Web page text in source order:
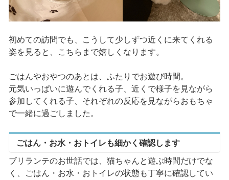
初めての訪問でも、こうして少しずつ近くに来てくれる
姿を見ると、こちらまで嬉しくなります。
ごはんやおやつのあとは、ふたりでお遊び時間。
元気いっぱいに遊んでくれる子、近くで様子を見ながら
参加してくれる子、それぞれの反応を見ながらおもちゃ
で一緒に過ごしました。
ごはん・お水・おトイレも細かく確認します
ブリランテのお世話では、猫ちゃんと遊ぶ時間だけでな
く、ごはん・お水・おトイレの状態も丁寧に確認してい